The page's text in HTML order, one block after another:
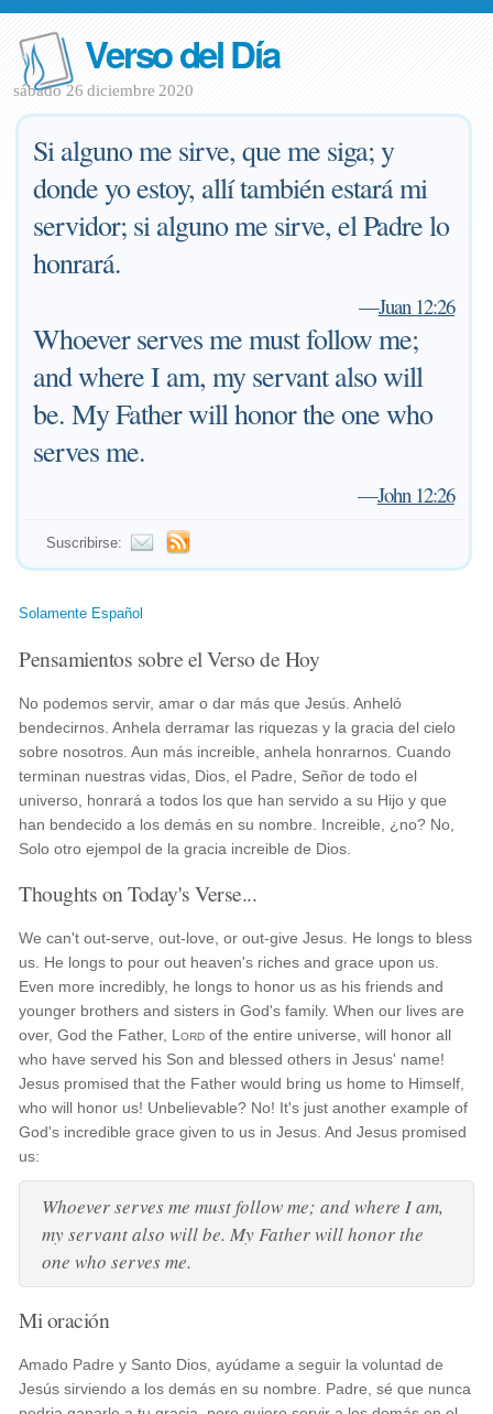
Verso del Día
sábado 26 diciembre 2020
Si alguno me sirve, que me siga; y
donde yo estoy, allí también estará mi
servidor; si alguno me sirve, el Padre lo
honrará.
—Juan 12:26
Whoever serves me must follow me;
and where I am, my servant also will
be. My Father will honor the one who
serves me.
—John 12:26
Suscribirse:
Solamente Español
Pensamientos sobre el Verso de Hoy
No podemos servir, amar o dar más que Jesús. Anheló
bendecirnos. Anhela derramar las riquezas y la gracia del cielo
sobre nosotros. Aun más increible, anhela honrarnos. Cuando
terminan nuestras vidas, Dios, el Padre, Señor de todo el
universo, honrará a todos los que han servido a su Hijo y que
han bendecido a los demás en su nombre. Increible, ¿no? No,
Solo otro ejempol de la gracia increible de Dios.
Thoughts on Today's Verse...
We can't out-serve, out-love, or out-give Jesus. He longs to bless
us. He longs to pour out heaven's riches and grace upon us.
Even more incredibly, he longs to honor us as his friends and
younger brothers and sisters in God's family. When our lives are
over, God the Father, Lord of the entire universe, will honor all
who have served his Son and blessed others in Jesus' name!
Jesus promised that the Father would bring us home to Himself,
who will honor us! Unbelievable? No! It's just another example of
God's incredible grace given to us in Jesus. And Jesus promised
us:
Whoever serves me must follow me; and where I am,
my servant also will be. My Father will honor the
one who serves me.
Mi oración
Amado Padre y Santo Dios, ayúdame a seguir la voluntad de
Jesús sirviendo a los demás en su nombre. Padre, sé que nunca